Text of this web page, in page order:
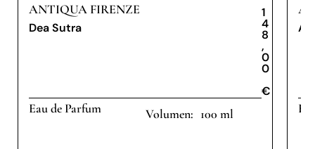
ANTIQUA FIRENZE
Dea Sutra
1
4
8
,
0
0
€
Eau de Parfum 100 ml